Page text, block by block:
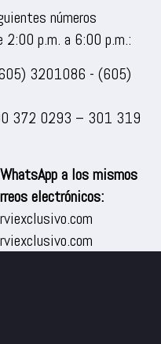
números
2:00 p.m. a 6:00 p.m.:
3201086 - (605)
372 0293 – 301 319
a los mismos
electrónicos: